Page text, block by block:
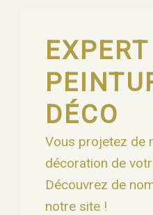
EXPERT
DÉCO
Vous projetez de
décoration de
Découvrez de
notre site !